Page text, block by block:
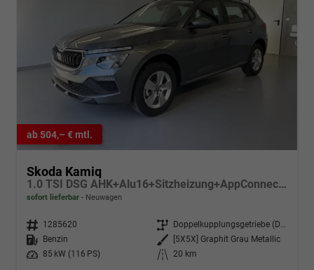
ab 504,– € mtl.
Skoda Kamiq
1.0 TSI DSG AHK+Alu16+Sitzheizung+AppConnect+GV5+LED+Nebel+Klima
sofort lieferbar Neuwagen
Fahrzeugnr. 1285620 Getriebe
Doppelkupplungsgetriebe (DSG)
Kraftstoff
Benzin Außenfarbe
[5X5X] Graphit Grau Metallic
Leistung
85 kW (116 PS) Kilometerstand 20 km